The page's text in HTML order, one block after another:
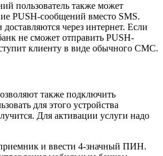
пользователь также может
PUSH-сообщений вместо SMS.
через интернет. Если
не сможет отправить PUSH-
клиенту в виде обычного СМС.
также подключить
для этого устройства
Для активации услуги надо
и ввести 4-значный ПИН.